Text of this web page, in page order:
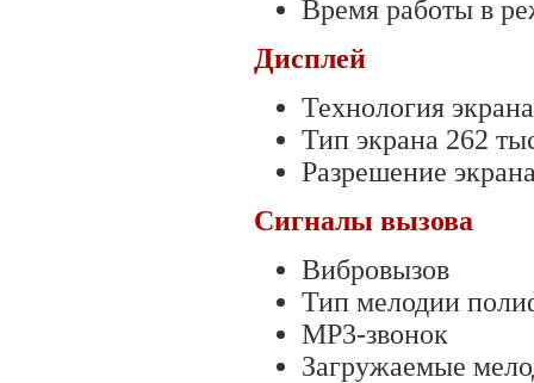
Время работы в
Дисплей
Технология
Тип экрана 262
Разрешение
Сигналы вызова
Вибровызов
Тип мелодии
MP3-звонок
Загружаемые